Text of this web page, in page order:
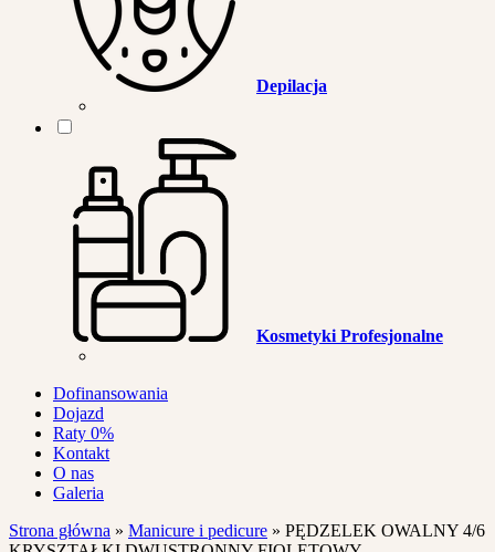
Depilacja
Kosmetyki Profesjonalne
Dofinansowania
Dojazd
Raty 0%
Kontakt
O nas
Galeria
Strona główna » Manicure i pedicure » PĘDZELEK OWALNY 4/6